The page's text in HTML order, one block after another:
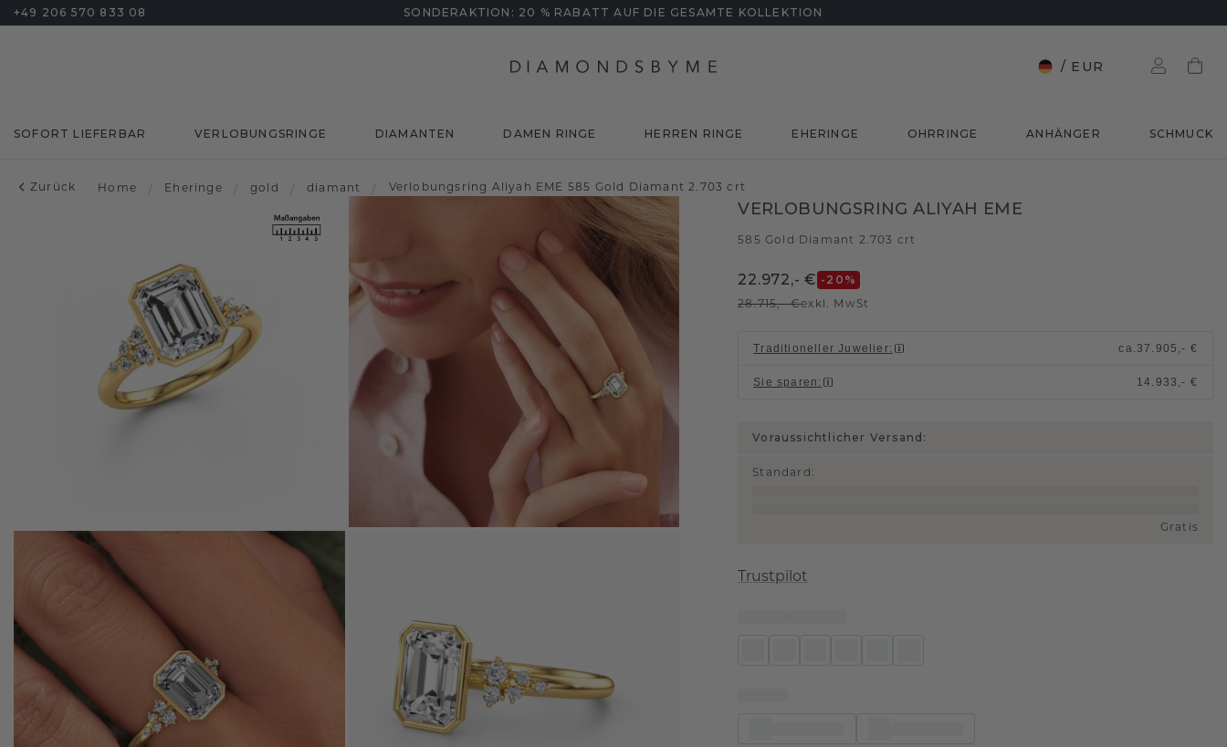
+49 206 570 833 08 SONDERAKTION: 20 % RABATT AUF DIE GESAMTE KOLLEKTION
/ EUR
SOFORT LIEFERBAR VERLOBUNGSRINGE DIAMANTEN DAMEN RINGE HERREN RINGE EHERINGE OHRRINGE ANHÄNGER SCHMUCK
Zurück Home / Eheringe / gold / diamant / Verlobungsring Aliyah EME 585 Gold Diamant 2.703 crt
VERLOBUNGSRING ALIYAH EME
585 Gold Diamant 2.703 crt
22.972,- € -20 %
28.715,- €exkl. MwSt
Traditioneller Juwelier: ca.37.905,- €
Sie sparen : 14.933,- €
Voraussichtlicher Versand:
Standard :
Gratis
Trustpilot